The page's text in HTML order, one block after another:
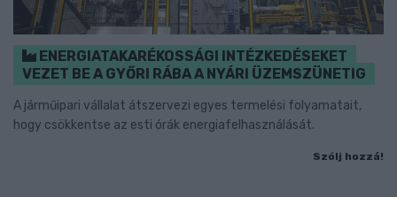
ENERGIATAKARÉKOSSÁGI INTÉZKEDÉSEKET
VEZET BE A GYŐRI RÁBA A NYÁRI ÜZEMSZÜNETIG
A járműipari vállalat átszervezi egyes termelési folyamatait,
hogy csökkentse az esti órák energiafelhasználását.
Szólj hozzá!